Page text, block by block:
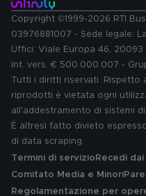
Copyright ©1999-2026 RTI
03976881007 - Sede legale:
Uffici: Viale Europa 46,
int. vers. € 500.000.007 -
Tutti i diritti riservati. Rispetto
riprodotti è vietata ogni
all'addestramento di sistemi
È altresì fatto divieto
di data scraping.
Termini di servizio Recedi
Comitato Media e Minori
Regolamentazione per